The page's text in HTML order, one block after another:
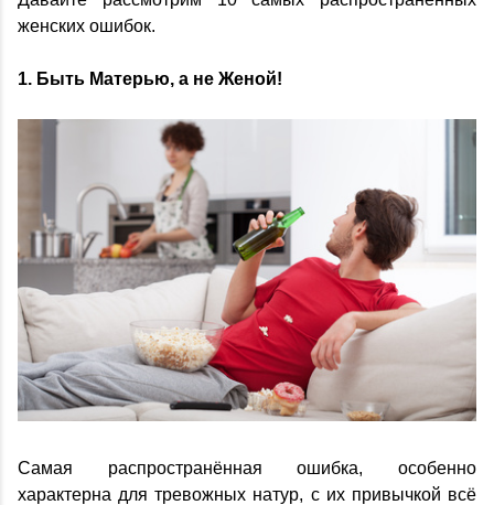
женских ошибок.
1. Быть Матерью, а не Женой!
Самая распространённая ошибка, особенно
характерна для тревожных натур, с их привычкой всё